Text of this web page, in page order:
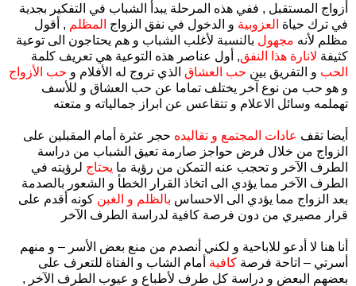
أزواج المستقبل , ففي هذه المرحلة يبدأ الشباب في التفكير بجدية
في ترك حياة العزوبية و الدخول في نفق الزواج المظلم , أقول
مظلم لأنه مجهول بالنسبة لأغلب الشباب و هم يحتاجون الى توعية
كثيفة لانارة هذا النفق, أول عناصر هذه التوعية هي تعريف كلمة
الحب و التفريق بين حب العشاق الذي تروج له الأفلام و حب الأزواج
و هو حب من نوع آخر يختلف تماما عن حب العشاق و للأسف
تهملمه وسائل الاعلام و تتقاعس عن ابراز جمالياته و متعته
أيضا تقف عادات المجتمع و تقاليده حجر عثرة أمام المقبلين على
الزواج من خلال فرض حواجز صارمة تعيق الشباب من دراسة
الطرف الآخر و تحجب عنه التمكن من رؤية ما يحتاج لرؤيته في
الطرف الآخر مما يؤدي الى اتخاذ القرار الخطأ و الشعور بالصدمة
بعد الزواج مما يؤدي الى الاحساس بالظلم و الغبن كونه أقدم على
قرار مصيري من دون فرصة كافية لدراسة الطرف الآخر
أنا هنا لا أدعو للاباحية و لكني أنصدم من منع بعض الأسر – و منهم
أسرتي – اتاحة فرصة كافية أمام الشاب و الفتاة للتعرف على
بعضهم البعض و دراسة كل طرف لأطباع و عيوب الطرف الآخر ,